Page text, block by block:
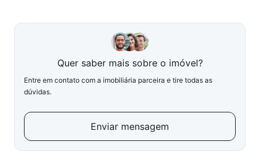
Quer saber mais sobre o imóvel?
Entre em contato com a imobiliária parceira e tire todas as
dúvidas.
Enviar mensagem